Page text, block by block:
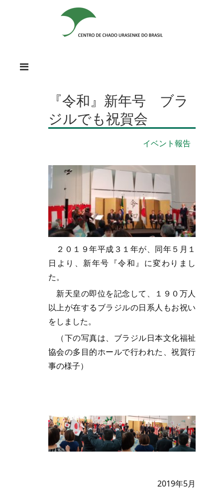
『令和』新年号 ブラ
ジルでも祝賀会
イベント報告
２０１９年平成３１年が、同年５月１
日より、新年号『令和』に変わりまし
た。
新天皇の即位を記念して、１９０万人
以上が在するブラジルの日系人もお祝い
をしました。
（下の写真は、ブラジル日本文化福祉
協会の多目的ホールで行われた、祝賀行
事の様子）
2019年5月